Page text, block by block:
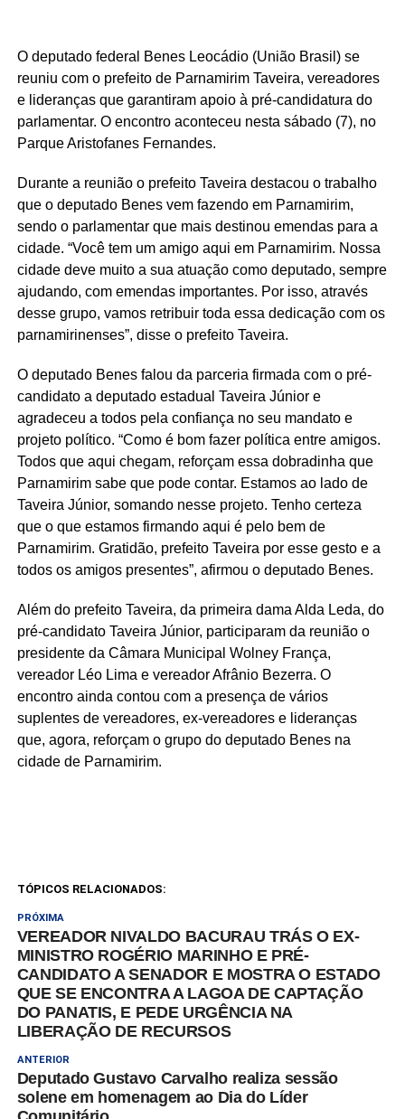
O deputado federal Benes Leocádio (União Brasil) se
reuniu com o prefeito de Parnamirim Taveira, vereadores
e lideranças que garantiram apoio à pré-candidatura do
parlamentar. O encontro aconteceu nesta sábado (7), no
Parque Aristofanes Fernandes.
Durante a reunião o prefeito Taveira destacou o trabalho
que o deputado Benes vem fazendo em Parnamirim,
sendo o parlamentar que mais destinou emendas para a
cidade. “Você tem um amigo aqui em Parnamirim. Nossa
cidade deve muito a sua atuação como deputado, sempre
ajudando, com emendas importantes. Por isso, através
desse grupo, vamos retribuir toda essa dedicação com os
parnamirinenses”, disse o prefeito Taveira.
O deputado Benes falou da parceria firmada com o pré-
candidato a deputado estadual Taveira Júnior e
agradeceu a todos pela confiança no seu mandato e
projeto político. “Como é bom fazer política entre amigos.
Todos que aqui chegam, reforçam essa dobradinha que
Parnamirim sabe que pode contar. Estamos ao lado de
Taveira Júnior, somando nesse projeto. Tenho certeza
que o que estamos firmando aqui é pelo bem de
Parnamirim. Gratidão, prefeito Taveira por esse gesto e a
todos os amigos presentes”, afirmou o deputado Benes.
Além do prefeito Taveira, da primeira dama Alda Leda, do
pré-candidato Taveira Júnior, participaram da reunião o
presidente da Câmara Municipal Wolney França,
vereador Léo Lima e vereador Afrânio Bezerra. O
encontro ainda contou com a presença de vários
suplentes de vereadores, ex-vereadores e lideranças
que, agora, reforçam o grupo do deputado Benes na
cidade de Parnamirim.
TÓPICOS RELACIONADOS:
PRÓXIMA
VEREADOR NIVALDO BACURAU TRÁS O EX-
MINISTRO ROGÉRIO MARINHO E PRÉ-
CANDIDATO A SENADOR E MOSTRA O ESTADO
QUE SE ENCONTRA A LAGOA DE CAPTAÇÃO
DO PANATIS, E PEDE URGÊNCIA NA
LIBERAÇÃO DE RECURSOS
ANTERIOR
Deputado Gustavo Carvalho realiza sessão
solene em homenagem ao Dia do Líder